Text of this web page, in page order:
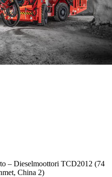
– Dieselmoottori TCD2012 (74
China 2)